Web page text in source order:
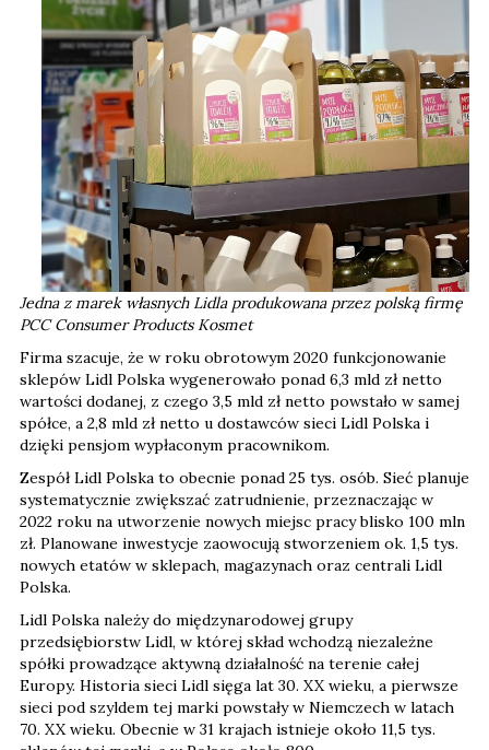
Jedna z marek własnych Lidla produkowana przez polską firmę
PCC Consumer Products Kosmet
Firma szacuje, że w roku obrotowym 2020 funkcjonowanie
sklepów Lidl Polska wygenerowało ponad 6,3 mld zł netto
wartości dodanej, z czego 3,5 mld zł netto powstało w samej
spółce, a 2,8 mld zł netto u dostawców sieci Lidl Polska i
dzięki pensjom wypłaconym pracownikom.
Zespół Lidl Polska to obecnie ponad 25 tys. osób. Sieć planuje
systematycznie zwiększać zatrudnienie, przeznaczając w
2022 roku na utworzenie nowych miejsc pracy blisko 100 mln
zł. Planowane inwestycje zaowocują stworzeniem ok. 1,5 tys.
nowych etatów w sklepach, magazynach oraz centrali Lidl
Polska.
Lidl Polska należy do międzynarodowej grupy
przedsiębiorstw Lidl, w której skład wchodzą niezależne
spółki prowadzące aktywną działalność na terenie całej
Europy. Historia sieci Lidl sięga lat 30. XX wieku, a pierwsze
sieci pod szyldem tej marki powstały w Niemczech w latach
70. XX wieku. Obecnie w 31 krajach istnieje około 11,5 tys.